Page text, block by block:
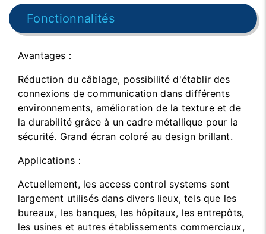
Fonctionnalités
Avantages：
Réduction du câblage, possibilité d'établir des
connexions de communication dans différents
environnements, amélioration de la texture et de
la durabilité grâce à un cadre métallique pour la
sécurité. Grand écran coloré au design brillant.
Applications：
Actuellement, les access control systems sont
largement utilisés dans divers lieux, tels que les
bureaux, les banques, les hôpitaux, les entrepôts,
les usines et autres établissements commerciaux,